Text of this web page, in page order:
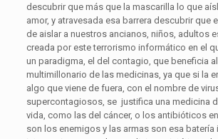
descubrir que más que la mascarilla lo que
amor, y atravesada esa barrera descubrir que
de aislar a nuestros ancianos, niños, adultos
creada por este terrorismo informático en el
un paradigma, el del contagio, que beneficia
multimillonario de las medicinas, ya que si la
algo que viene de fuera, con el nombre de
supercontagiosos, se justifica una medicina
vida, como las del cáncer, o los antibióticos
son los enemigos y las armas son esa batería